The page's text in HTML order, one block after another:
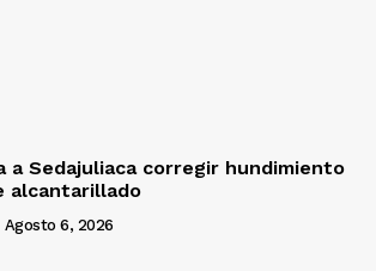
a Sedajuliaca corregir hundimiento
alcantarillado
Agosto 6, 2026